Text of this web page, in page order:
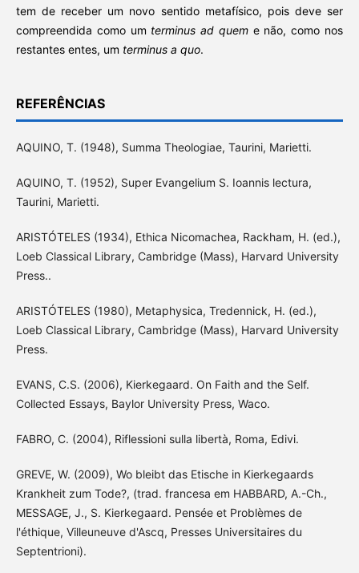
tem de receber um novo sentido metafísico, pois deve ser
compreendida como um terminus ad queme não, como nos
restantes entes, um terminus a quo.
REFERÊNCIAS
AQUINO, T. (1948), Summa Theologiae, Taurini, Marietti.
AQUINO, T. (1952), Super Evangelium S. Ioannis lectura,
Taurini, Marietti.
ARISTÓTELES (1934), Ethica Nicomachea, Rackham, H. (ed.),
Loeb Classical Library, Cambridge (Mass), Harvard University
Press..
ARISTÓTELES (1980), Metaphysica, Tredennick, H. (ed.),
Loeb Classical Library, Cambridge (Mass), Harvard University
Press.
EVANS, C.S. (2006), Kierkegaard. On Faith and the Self.
Collected Essays, Baylor University Press, Waco.
FABRO, C. (2004), Riflessioni sulla libertà, Roma, Edivi.
GREVE, W. (2009), Wo bleibt das Etische in Kierkegaards
Krankheit zum Tode?, (trad. francesa em HABBARD, A.-Ch.,
MESSAGE, J., S. Kierkegaard. Pensée et Problèmes de
l'éthique, Villeuneuve d'Ascq, Presses Universitaires du
Septentrioni).